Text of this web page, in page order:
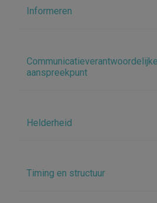
Informeren
aanspreekpunt
Helderheid
Timing en structuur